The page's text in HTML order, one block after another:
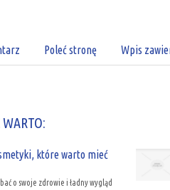
Poleć stronę Wpis
WARTO:
które warto mieć
o swoje zdrowie i ładny wygląd